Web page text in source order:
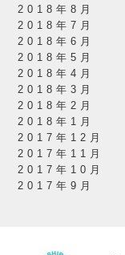
2018年8月
2018年7月
2018年6月
2018年5月
2018年4月
2018年3月
2018年2月
2018年1月
2017年12月
2017年11月
2017年10月
2017年9月